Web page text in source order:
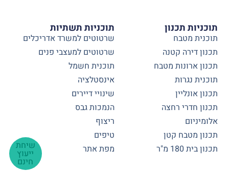
שיחת
ייעוץ
חינם
תוכניות תשתיות
שרטוטים למשרד אדריכלים
שרטוטים למעצבי פנים
תוכנית חשמל
אינסטלציה
שינויי דיירים
הנמכות גבס
ריצוף
טיפים
מפת אתר
תוכניות תכנון
תוכנית מטבח
תכנון דירה קטנה
תכנון ארונות מטבח
תוכנית נגרות
תכנון אונליין
תכנון חדרי רחצה
אלומיניום
תכנון מטבח קטן
תכנון בית 180 מ"ר